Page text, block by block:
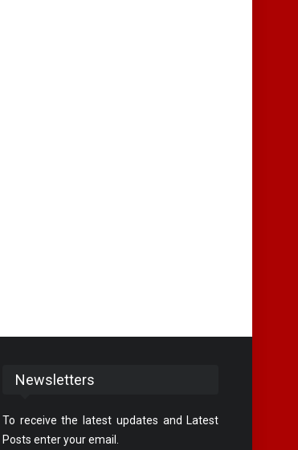
Newsletters
To receive the latest updates and Latest
Posts enter your email.